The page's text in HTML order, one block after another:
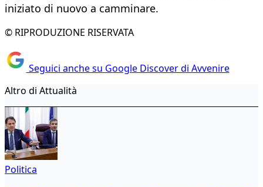
iniziato di nuovo a camminare.
© RIPRODUZIONE RISERVATA
Seguici anche su Google Discover di Avvenire
Altro di Attualità
Politica